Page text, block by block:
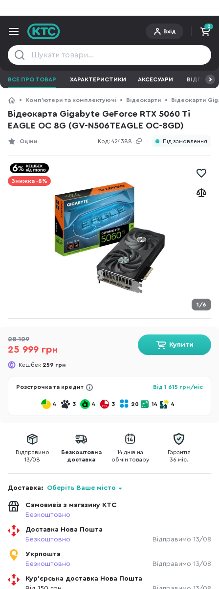
Вхід
0
ВСЕ ПРО ТОВАР ХАРАКТЕРИСТИКИ АКСЕСУАРИ ВІДГУКИ
Компʼютери та комплектуючі Відеокарти Відеокарти
Відеокарта Gigabyte GeForce RTX 5060 Ti
EAGLE OC 8G (GV-N506TEAGLE OC-8GD)
Код: 424388
Оціни Під замовлення
1/6
Знижка -8%
28 129
25 999 грн
Кешбек 259 грн
Купити
Розстрочка та кредит Від 1 615 грн/міс
4 3 4 3 20 14 4
Відправимо
13/08
Безкоштовна
доставка
14 днів на
обмін товару
Гарантія
36 міс.
Доставка: Оберіть Ваше місто
Самовивіз з магазину КТС
Безкоштовно
Доставка Нова Пошта
Безкоштовно
Відправимо 13/08
Укрпошта
Безкоштовно
Відправимо 13/08
Кур'єрська доставка Нова Пошта